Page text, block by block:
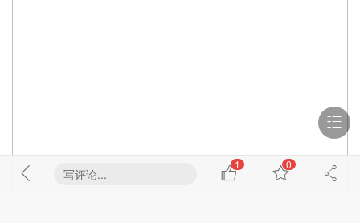
写评论...
1 0